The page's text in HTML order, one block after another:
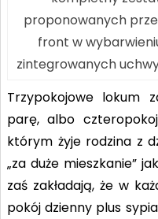
proponowanych
front w
zintegrowanych
Trzypokojowe lokum
parę, albo
którym żyje rodzina z
„za duże mieszkanie”
zaś zakładają, że w
pokój dzienny plus